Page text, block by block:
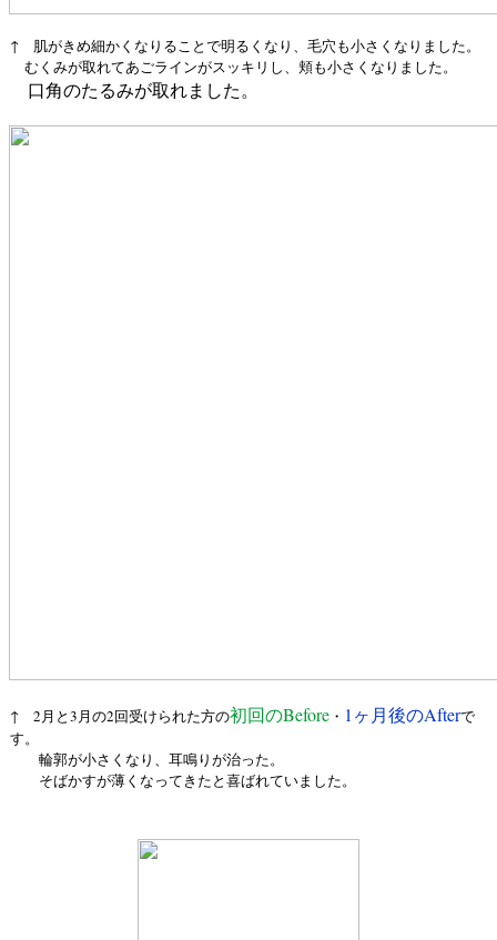
↑ 肌がきめ細かくなりることで明るくなり、毛穴も小さくなりました。
むくみが取れてあごラインがスッキリし、頬も小さくなりました。
口角のたるみが取れました。
↑ 2月と3月の2回受けられた方の初回のBefore ・ 1ヶ月後のAfterで
す。
輪郭が小さくなり、耳鳴りが治った。
そばかすが薄くなってきたと喜ばれていました。